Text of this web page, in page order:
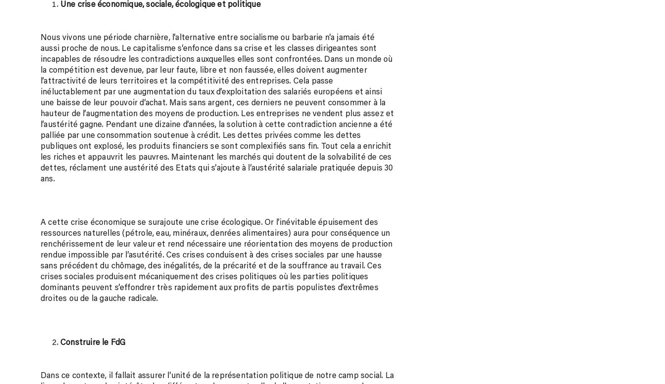
Une crise économique, sociale, écologique et politique
Nous vivons une période charnière, l’alternative entre socialisme ou barbarie n’a jamais été
aussi proche de nous. Le capitalisme s’enfonce dans sa crise et les classes dirigeantes sont
incapables de résoudre les contradictions auxquelles elles sont confrontées. Dans un monde où
la compétition est devenue, par leur faute, libre et non faussée, elles doivent augmenter
l’attractivité de leurs territoires et la compétitivité des entreprises. Cela passe
inéluctablement par une augmentation du taux d’exploitation des salariés européens et ainsi
une baisse de leur pouvoir d’achat. Mais sans argent, ces derniers ne peuvent consommer à la
hauteur de l’augmentation des moyens de production. Les entreprises ne vendent plus assez et
l’austérité gagne. Pendant une dizaine d’années, la solution à cette contradiction ancienne a été
palliée par une consommation soutenue à crédit. Les dettes privées comme les dettes
publiques ont explosé, les produits financiers se sont complexifiés sans fin. Tout cela a enrichit
les riches et appauvrit les pauvres. Maintenant les marchés qui doutent de la solvabilité de ces
dettes, réclament une austérité des Etats qui s’ajoute à l’austérité salariale pratiquée depuis 30
ans.
A cette crise économique se surajoute une crise écologique. Or l’inévitable épuisement des
ressources naturelles (pétrole, eau, minéraux, denrées alimentaires) aura pour conséquence un
renchérissement de leur valeur et rend nécessaire une réorientation des moyens de production
rendue impossible par l’asutérité. Ces crises conduisent à des crises sociales par une hausse
sans précédent du chômage, des inégalités, de la précarité et de la souffrance au travail. Ces
crises sociales produisent mécaniquement des crises politiques où les parties politiques
dominants peuvent s’effondrer très rapidement aux profits de partis populistes d’extrêmes
droites ou de la gauche radicale.
Construire le FdG
Dans ce contexte, il fallait assurer l’unité de la représentation politique de notre camp social. La